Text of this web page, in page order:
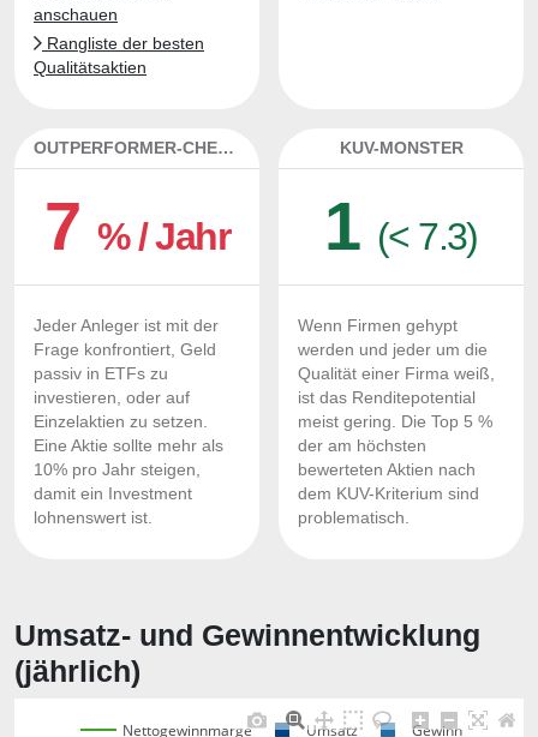
anschauen
Rangliste der besten
Qualitätsaktien
OUTPERFORMER-CHECK
7 % / Jahr
Jeder Anleger ist mit der
Frage konfrontiert, Geld
passiv in ETFs zu
investieren, oder auf
Einzelaktien zu setzen.
Eine Aktie sollte mehr als
10% pro Jahr steigen,
damit ein Investment
lohnenswert ist.
KUV-MONSTER
1 (< 7.3)
Wenn Firmen gehypt
werden und jeder um die
Qualität einer Firma weiß,
ist das Renditepotential
meist gering. Die Top 5 %
der am höchsten
bewerteten Aktien nach
dem KUV-Kriterium sind
problematisch.
Umsatz- und Gewinnentwicklung
(jährlich)
Nettogewinnmarge Umsatz Gewinn